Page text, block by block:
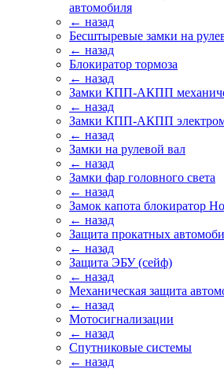
автомобиля
← назад
Бесштыревые замки на
← назад
Блокиратор тормоза
← назад
Замки КПП-АКПП
← назад
Замки КПП-АКПП
← назад
Замки на рулевой вал
← назад
Замки фар головного света
← назад
Замок капота блокиратор
← назад
Защита прокатных
← назад
Защита ЭБУ (сейф)
← назад
Механическая защита
← назад
Мотосигнализации
← назад
Спутниковые системы
← назад